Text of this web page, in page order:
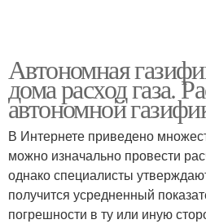
Автономная
дома расход газа.
автономной
В Интернете приведено
можно изначально провести
однако специалисты
получится усредненный
погрешности в ту или иную